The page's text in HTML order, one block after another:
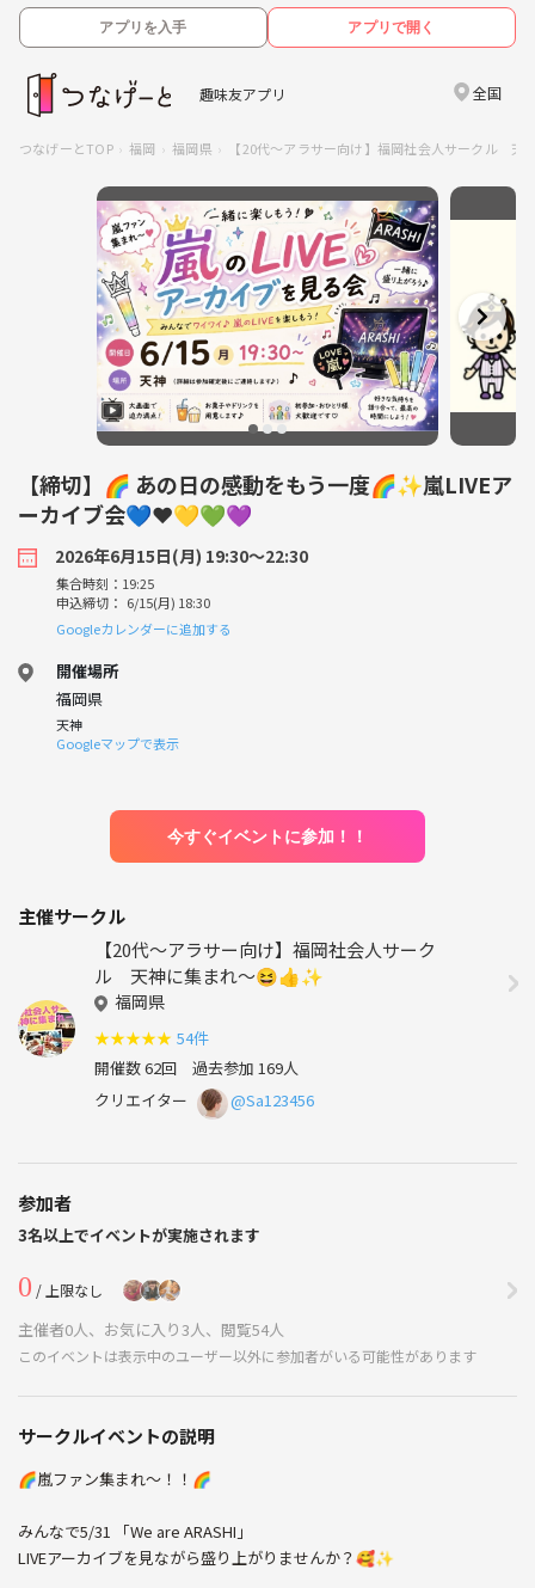
アプリを入手 アプリで開く
趣味友アプリ 全国
つなげーとTOP 福岡 福岡県 【20代〜アラサー向け】福岡社会人サークル
【締切】🌈 あの日の感動をもう一度🌈✨嵐LIVEア
ーカイブ会💙❤️💛💚💜
2026年6月15日(月) 19:30〜22:30
集合時刻：19:25
申込締切： 6/15(月) 18:30
Googleカレンダーに追加する
開催場所
福岡県
天神
Googleマップで表示
今すぐイベントに参加！！
主催サークル
【20代〜アラサー向け】福岡社会人サーク
ル 天神に集まれ〜😆👍✨
福岡県
★★★★★ 54件
開催数 62回 過去参加 169人
クリエイター
@Sa123456
参加者
3名以上でイベントが実施されます
0 / 上限なし
主催者0人、お気に入り3人、閲覧54人
このイベントは表示中のユーザー以外に参加者がいる可能性があります
サークルイベントの説明
🌈嵐ファン集まれ〜！！🌈
みんなで5/31 「We are ARASHI」
LIVEアーカイブを見ながら盛り上がりませんか？🥰✨